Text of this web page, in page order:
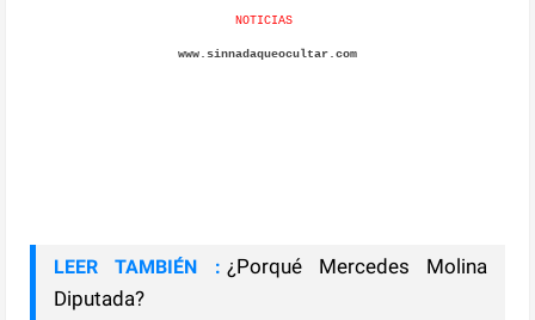
NOTICIAS
www.sinnadaqueocultar.com
LEER TAMBIÉN : ¿Porqué Mercedes Molina
Diputada?